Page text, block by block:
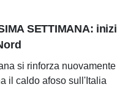
SETTIMANA:
si rinforza
il caldo afoso sull'Italia